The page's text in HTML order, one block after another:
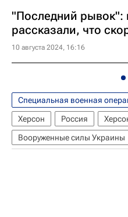
"Последний рывок":
рассказали, что
10 августа 2024, 16:16
Специальная военная
Херсон
Россия
Вооруженные силы Украины